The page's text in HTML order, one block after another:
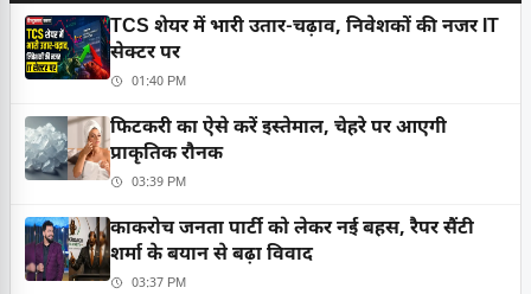
TCS शेयर में भारी उतार-चढ़ाव, निवेशकों की नजर IT
सेक्टर पर
01:40 PM
फिटकरी का ऐसे करें इस्तेमाल, चेहरे पर आएगी
प्राकृतिक रौनक
03:39 PM
काकरोच जनता पार्टी को लेकर नई बहस, रैपर सैंटी
शर्मा के बयान से बढ़ा विवाद
03:37 PM